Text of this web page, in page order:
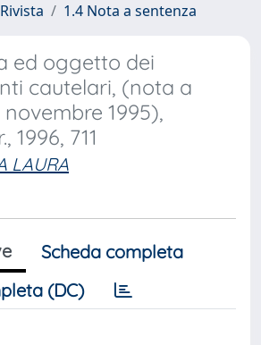
1.4 Nota a sentenza
ed oggetto dei
cautelari, (nota a
novembre 1995),
1996, 711
LAURA
Scheda completa
(DC)